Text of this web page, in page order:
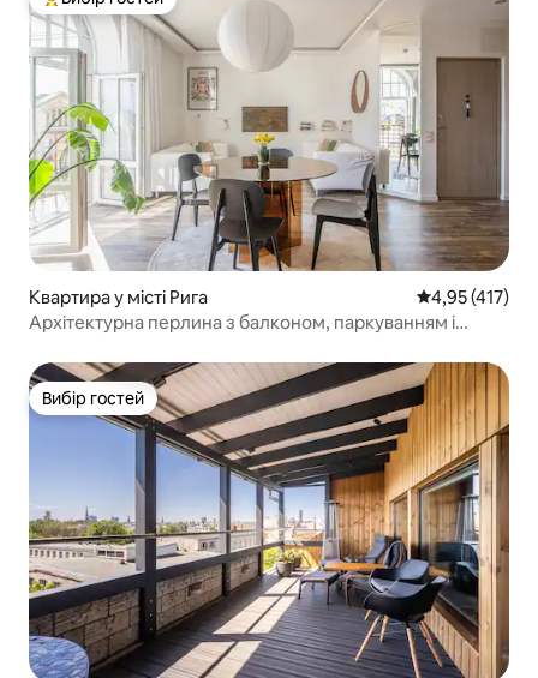
Топ вибір гостей
Квартира у місті Рига Середня
4,95 (417)
Архітектурна перлина з балконом, паркуванням і
Вибір гостей
Вибір гостей